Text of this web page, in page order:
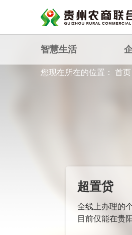
智慧生活
您现在所在的位置： 首页
超置贷
全线上办理的
目前仅能在贵